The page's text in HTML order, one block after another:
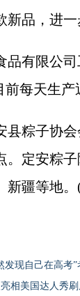
新品，进
有限公司
每天生产
子协会
。定安粽
新疆等地
发现自己在高考
相美国达人秀刷